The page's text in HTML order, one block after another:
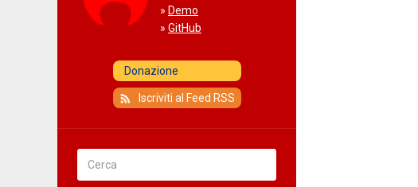
» Demo
» GitHub
Iscriviti al Feed RSS